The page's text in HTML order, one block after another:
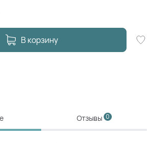
В корзину
Отзывы 0